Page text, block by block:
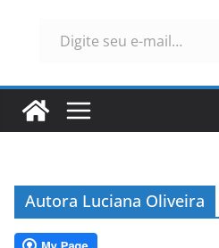
Autora Luciana Oliveira